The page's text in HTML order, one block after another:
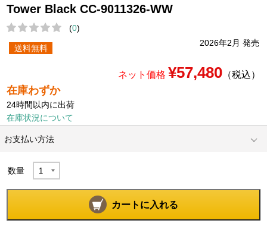
Tower Black CC-9011326-WW
(0)
2026年2月 発売
送料無料
ネット価格 ¥57,480（税込）
在庫わずか
24時間以内に出荷
在庫状況について
お支払い方法
数量
カートに入れる